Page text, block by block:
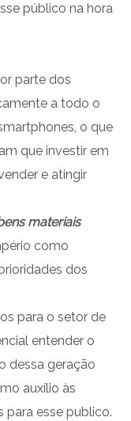
público na hora
parte dos
a todo o
o que
que investir em
e atingir
materiais
como
dos
para o setor de
entender o
dessa geração
auxílio às
para esse publico.